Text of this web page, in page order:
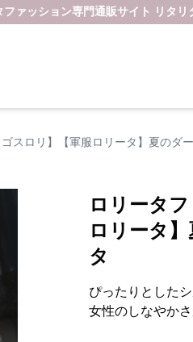
ファッション専門通販サイト リタリ
スロリ】【軍服ロリータ】夏のダ
ロリータ
ロリータ
タ
ぴったりとした
女性のしなやか